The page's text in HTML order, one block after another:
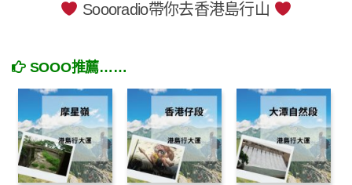
Soooradio帶你去香港島行山
SOOO推薦……